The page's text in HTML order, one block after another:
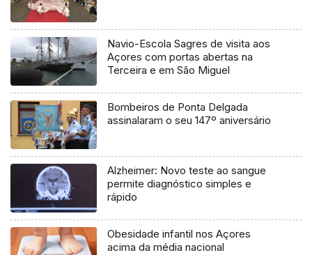
Navio-Escola Sagres de visita aos
Açores com portas abertas na
Terceira e em São Miguel
Bombeiros de Ponta Delgada
assinalaram o seu 147º aniversário
Alzheimer: Novo teste ao sangue
permite diagnóstico simples e
rápido
Obesidade infantil nos Açores
acima da média nacional